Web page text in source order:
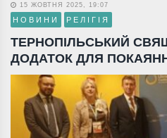
15 ЖОВТНЯ 2025, 19:07
НОВИНИ РЕЛІГІЯ
ТЕРНОПІЛЬСЬКИЙ
ДОДАТОК ДЛЯ